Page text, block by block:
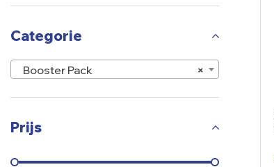
Categorie
×
Booster Pack
Prijs